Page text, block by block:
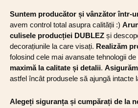
Suntem producător și vânzător într-
avem control total asupra calității :)
culisele producției DUBLEZ și
decorațiunile la care visați. Realizăm
folosind cele mai avansate tehnologii de
maximă la calitate și detalii.
astfel încât produsele să ajungă intacte
Alegeți siguranța și cumpărați de la